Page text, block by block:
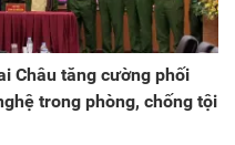
Châu tăng cường phối
trong phòng, chống tội